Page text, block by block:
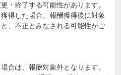
・終了する可能性があります。
得した場合、報酬獲得後に対象
、不正とみなされる可能性がご
合は、報酬対象外となります。